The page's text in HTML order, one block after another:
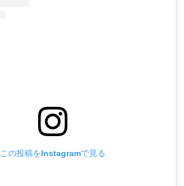
この投稿をInstagramで見る